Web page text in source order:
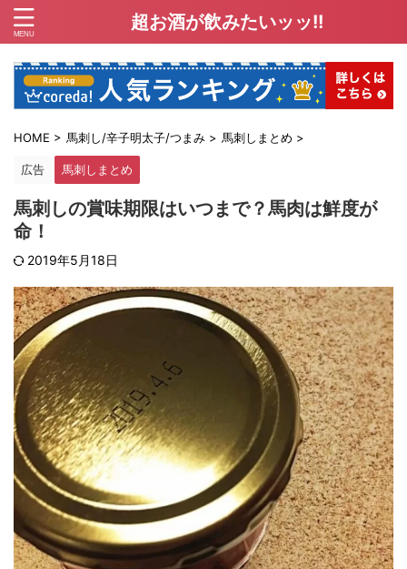
超お酒が飲みたいッッ!!
HOME > 馬刺し/辛子明太子/つまみ > 馬刺しまとめ >
広告 馬刺しまとめ
馬刺しの賞味期限はいつまで？馬肉は鮮度が
命！
2019年5月18日